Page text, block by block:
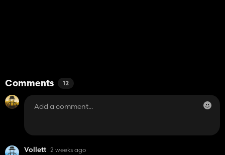
Comments 12
Vollett 2 weeks ago